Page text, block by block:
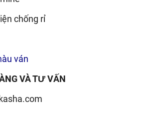
chống rỉ
ván
VÀ TƯ VẤN